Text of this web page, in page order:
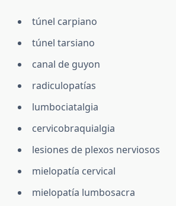
túnel carpiano
túnel tarsiano
canal de guyon
radiculopatías
lumbociatalgia
cervicobraquialgia
lesiones de plexos nerviosos
mielopatía cervical
mielopatía lumbosacra